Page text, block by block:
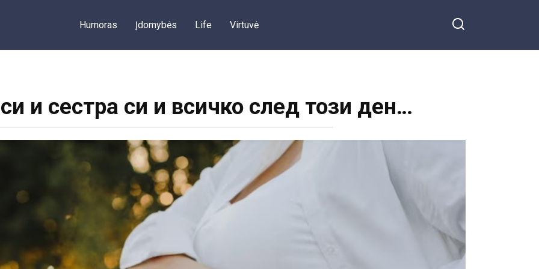
Humoras Įdomybės Life Virtuvė
и сестра си и всичко след този ден…